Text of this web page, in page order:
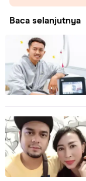
Baca selanjutnya